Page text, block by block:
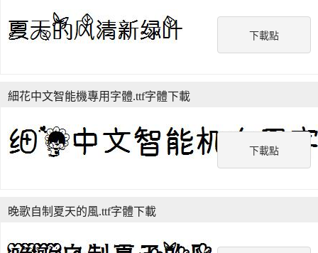
下載點
下載點
細花中文智能機專用字體.ttf字體下載
晚歌自制夏天的風.ttf字體下載